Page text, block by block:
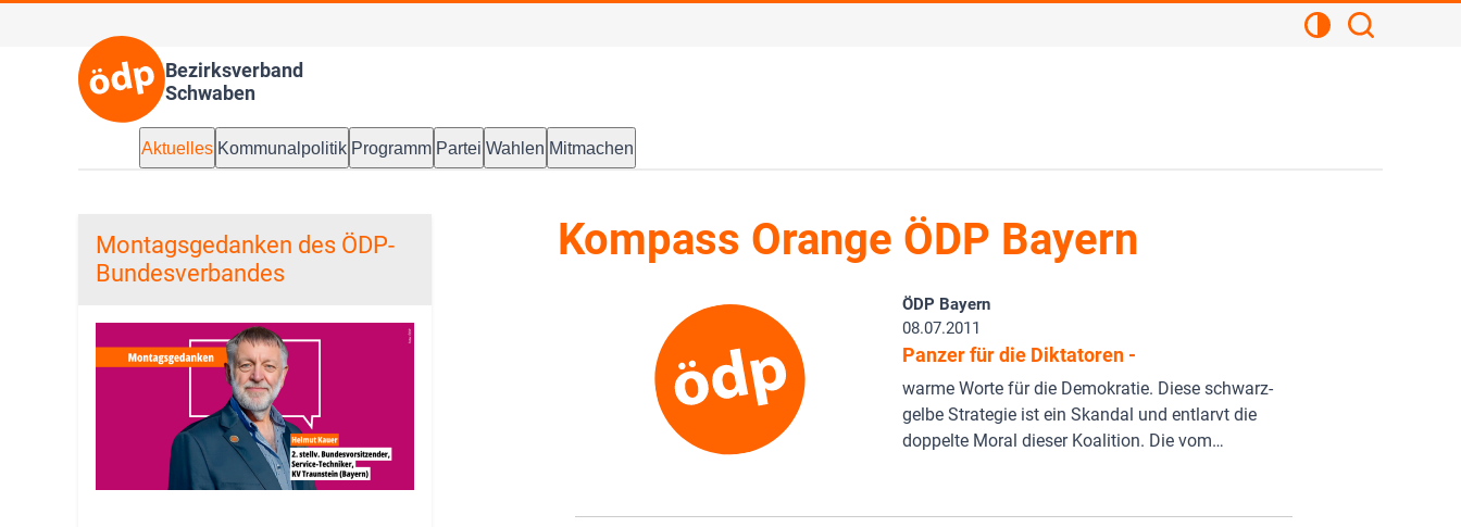
Bezirksverband
Schwaben
Kontrastansicht
Aktuelles Kommunalpolitik Programm Partei Wahlen Mitmachen
Kompass Orange ÖDP Bayern
ÖDP Bayern
08.07.2011
Panzer für die Diktatoren -
warme Worte für die Demokratie. Diese schwarz-
gelbe Strategie ist ein Skandal und entlarvt die
doppelte Moral dieser Koalition. Die vom…
Montagsgedanken des ÖDP-
Bundesverbandes